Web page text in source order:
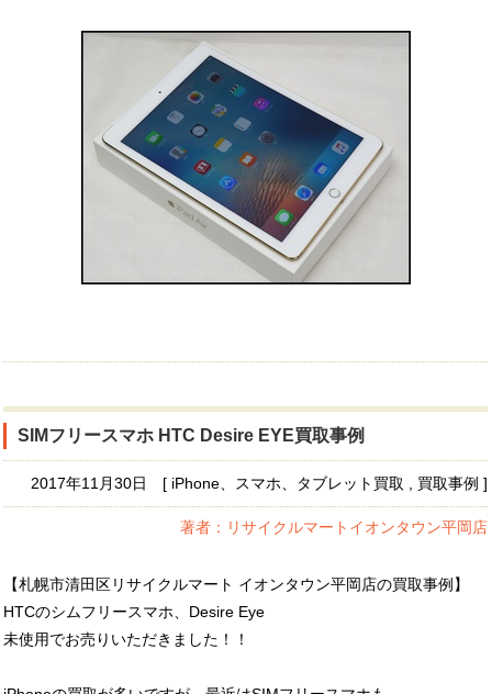
SIMフリースマホ HTC Desire EYE買取事例
2017年11月30日 [ iPhone、スマホ、タブレット買取 , 買取事例 ]
著者：リサイクルマートイオンタウン平岡店
【札幌市清田区リサイクルマート イオンタウン平岡店の買取事例】
HTCのシムフリースマホ、Desire Eye
未使用でお売りいただきました！！